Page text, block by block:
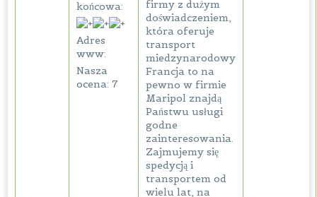
końcowa:
Adres
www:
Nasza
ocena: 7
firmy z dużym
doświadczeniem,
która oferuje
transport
miedzynarodowy
Francja to na
pewno w firmie
Maripol znajdą
Państwu usługi
godne
zainteresowania.
Zajmujemy się
spedycją i
transportem od
wielu lat, na